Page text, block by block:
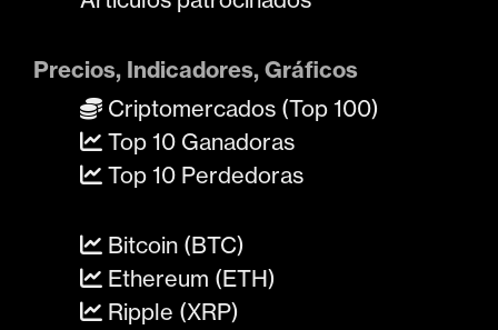
Precios, Indicadores, Gráficos
Criptomercados (Top 100)
Top 10 Ganadoras
Top 10 Perdedoras
Bitcoin (BTC)
Ethereum (ETH)
Ripple (XRP)